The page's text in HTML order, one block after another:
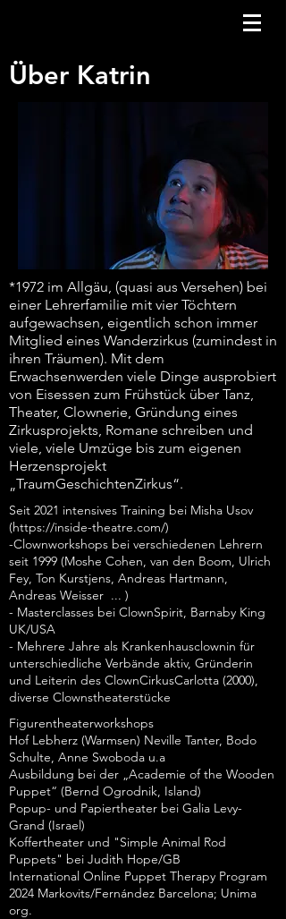
Über Katrin
*1972 im Allgäu, (quasi aus Versehen) bei
einer Lehrerfamilie mit vier Töchtern
aufgewachsen, eigentlich schon immer
Mitglied eines Wanderzirkus (zumindest in
ihren Träumen). Mit dem
Erwachsenwerden viele Dinge ausprobiert
von Eisessen zum Frühstück über Tanz,
Theater, Clownerie, Gründung eines
Zirkusprojekts, Romane schreiben und
viele, viele Umzüge bis zum eigenen
Herzensprojekt
„TraumGeschichtenZirkus“.
Seit 2021 intensives Training bei Misha Usov
(https://inside-theatre.com/)
-Clownworkshops bei verschiedenen Lehrern
seit 1999 (Moshe Cohen, van den Boom, Ulrich
Fey, Ton Kurstjens, Andreas Hartmann,
Andreas Weisser ... )
- Masterclasses bei ClownSpirit, Barnaby King
UK/USA
- Mehrere Jahre als Krankenhausclownin für
unterschiedliche Verbände aktiv, Gründerin
und Leiterin des ClownCirkusCarlotta (2000),
diverse Clownstheaterstücke
Figurentheaterworkshops
Hof Lebherz (Warmsen) Neville Tanter, Bodo
Schulte, Anne Swoboda u.a
Ausbildung bei der „Academie of the Wooden
Puppet“ (Bernd Ogrodnik, Island)
Popup- und Papiertheater bei Galia Levy-
Grand (Israel)
Koffertheater und "Simple Animal Rod
Puppets" bei Judith Hope/GB
International Online Puppet Therapy Program
2024 Markovits/Fernández Barcelona; Unima
org.